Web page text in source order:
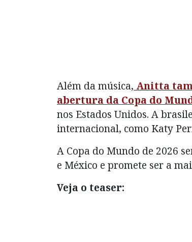
Além da música, Anitta
abertura da Copa do
nos Estados Unidos. A
internacional, como Katy
A Copa do Mundo de 2026
e México e promete ser a
Veja o teaser: